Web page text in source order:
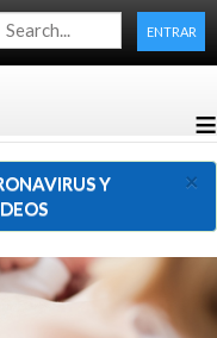
≡
ENTRAR
×
Y